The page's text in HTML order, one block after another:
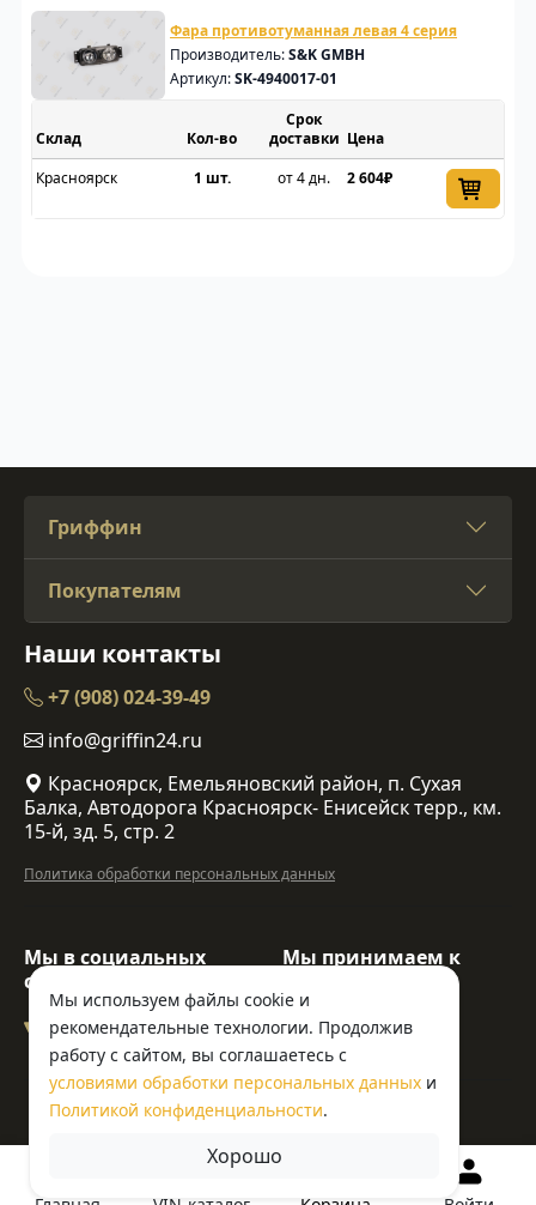
Фара противотуманная левая 4 серия
Производитель:S&K GMBH
Артикул:SK-4940017-01
Склад
Срок
доставки Цена
Красноярск
1 шт. от 4 дн. 2 604₽
Мы используем файлы cookie и
рекомендательные технологии. Продолжив
работу с сайтом, вы соглашаетесь с
условиями обработки персональных данных и
Политикой конфиденциальности.
Хорошо
Гриффин
Покупателям
Наши контакты
+7 (908) 024-39-49
info@griffin24.ru
Красноярск, Емельяновский район, п. Сухая
Балка, Автодорога Красноярск- Енисейск терр., км.
15-й, зд. 5, стр. 2
Политика обработки персональных данных
Мы в социальных
сетях:
Мы принимаем к
© ООО «Гриффин»